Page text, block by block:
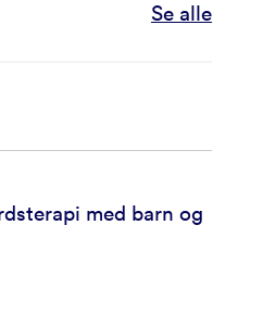
Se alle
med barn og